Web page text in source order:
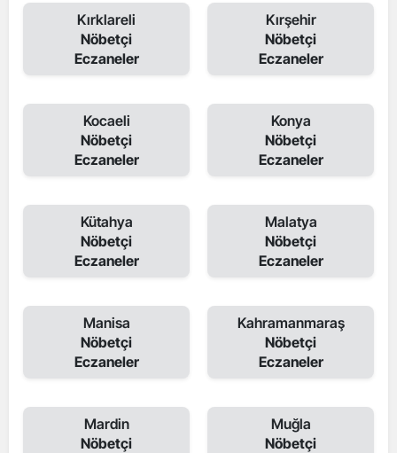
Kırklareli
Nöbetçi
Eczaneler
Kırşehir
Nöbetçi
Eczaneler
Kocaeli
Nöbetçi
Eczaneler
Konya
Nöbetçi
Eczaneler
Kütahya
Nöbetçi
Eczaneler
Malatya
Nöbetçi
Eczaneler
Manisa
Nöbetçi
Eczaneler
Kahramanmaraş
Nöbetçi
Eczaneler
Mardin
Nöbetçi
Muğla
Nöbetçi